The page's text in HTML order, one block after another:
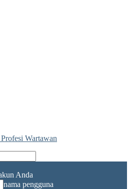
Wartawan
Anda
nama pengguna